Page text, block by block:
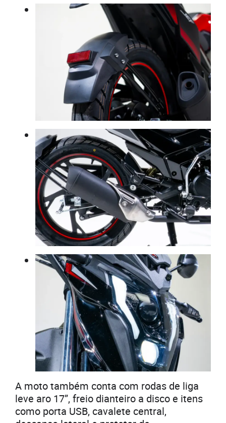
A moto também conta com rodas de liga
leve aro 17”, freio dianteiro a disco e itens
como porta USB, cavalete central,